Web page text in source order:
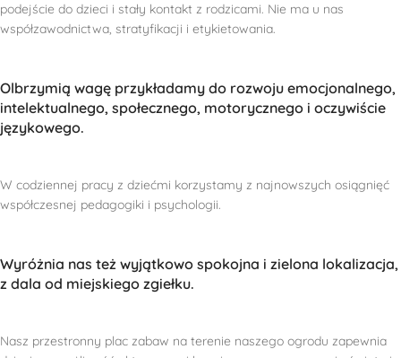
podejście do dzieci i stały kontakt z rodzicami. Nie ma u nas
współzawodnictwa, stratyfikacji i etykietowania.
Olbrzymią wagę przykładamy do rozwoju emocjonalnego,
intelektualnego, społecznego, motorycznego i oczywiście
językowego.
W codziennej pracy z dziećmi korzystamy z najnowszych osiągnięć
współczesnej pedagogiki i psychologii.
Wyróżnia nas też wyjątkowo spokojna i zielona lokalizacja,
z dala od miejskiego zgiełku.
Nasz przestronny plac zabaw na terenie naszego ogrodu zapewnia